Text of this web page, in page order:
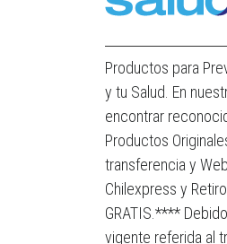
Productos para
y tu Salud. En
encontrar
Productos
transferencia y
Chilexpress y
GRATIS.****
vigente referida al